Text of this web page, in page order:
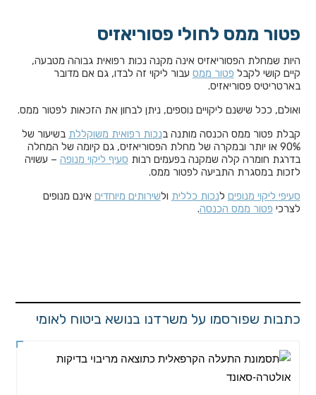
פטור ממס לחולי פסוריאזיס
היות שמחלת הפסוריאזיס אינה מקנה נכות רפואית גבוהה מטבעה,
קיים קושי לקבל פטור ממס עבור ליקוי זה לבדו, גם אם מדובר
בארטריטיס פסוריאזיס.
ואולם, ככל שישנם ליקויים נוספים, ניתן לבחון את הזכאות לפטור ממס.
קבלת פטור ממס הכנסה מותנה בנכות רפואית משוקללת בשיעור של
90% או יותר ובמקרה של מחלת הפסוריאזיס, גם קיומה של המחלה
בדרגת חומרה קלה שמקנה בפעמים רבות סעיף ליקוי מנופה – עשויה
לזכות במסגרת התביעה לפטור ממס.
סעיפי ליקוי מנופים לנכות כללית ולשירותים מיוחדים אינם מנופים
לצרכי פטור ממס הכנסה.
כתבות שפורסמו על משרדנו בנושא ביטוח לאומי